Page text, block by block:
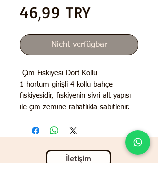
46,99 TRYPreis
Nicht verfügbar
Çim Fıskiyesi Dört Kollu
1 hortum girişli 4 kollu bahçe
fıskiyesidir, fıskiyenin sivri alt yapısı
ile çim zemine rahatlıkla sabitlenir.
İletişim